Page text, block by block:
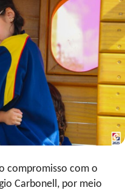
compromisso com o
Carbonell, por meio